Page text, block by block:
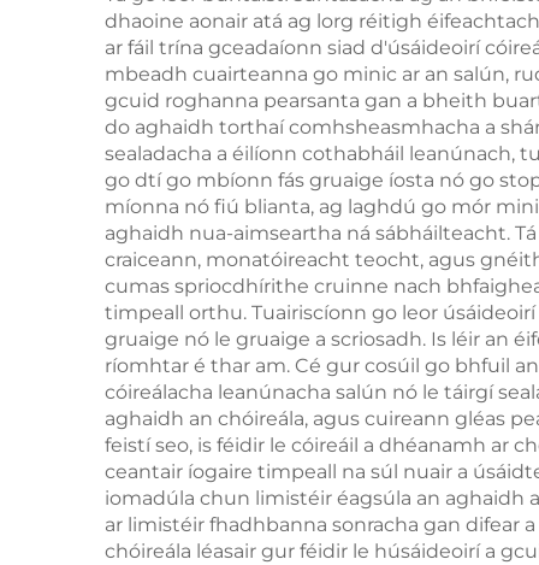
agus do chur i mbárr
an bholgáin
dhaoine aonair atá ag lorg réitigh
ar fáil trína gceadaíonn siad d'úsáideoirí
mbeadh cuairteanna go minic ar an salún,
gcuid roghanna pearsanta gan a bheith
do aghaidh torthaí comhsheasmhacha a
sealadacha a éilíonn cothabháil leanúnach,
go dtí go mbíonn fás gruaige íosta nó go
míonna nó fiú blianta, ag laghdú go mór
aghaidh nua-aimseartha ná sábháilteacht.
craiceann, monatóireacht teocht, agus
cumas spriocdhírithe cruinne nach
timpeall orthu. Tuairiscíonn go leor
gruaige nó le gruaige a scriosadh. Is léir an
ríomhtar é thar am. Cé gur cosúil go bhfuil
cóireálacha leanúnacha salún nó le táirgí
aghaidh an chóireála, agus cuireann gléas
feistí seo, is féidir le cóireáil a dhéanamh ar
ceantair íogaire timpeall na súl nuair a
iomadúla chun limistéir éagsúla an aghaidh
ar limistéir fhadhbanna sonracha gan difear
chóireála léasair gur féidir le húsáideoirí a